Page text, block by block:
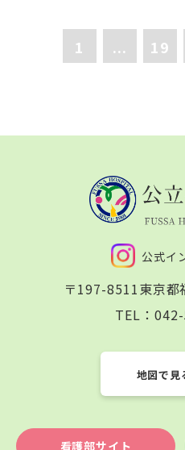
1 ... 19
公式イ
〒197-8511東京都
TEL：
地図で見
看護部サイト